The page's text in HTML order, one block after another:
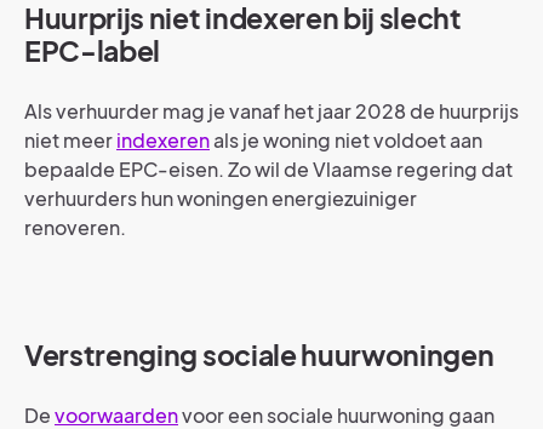
Huurprijs niet indexeren bij slecht
EPC-label
Als verhuurder mag je vanaf het jaar 2028 de huurprijs
niet meerindexerenals je woning niet voldoet aan
bepaalde EPC-eisen. Zo wil de Vlaamse regering dat
verhuurders hun woningen energiezuiniger
renoveren.
Verstrenging sociale huurwoningen
Devoorwaardenvoor een sociale huurwoning gaan